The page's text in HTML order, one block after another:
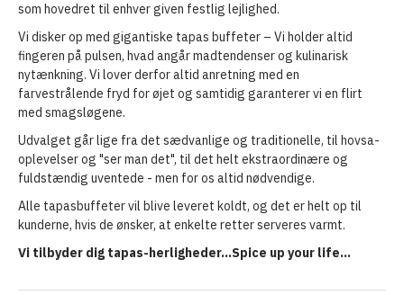
som hovedret til enhver given festlig lejlighed.
Vi disker op med gigantiske tapas buffeter – Vi holder altid
fingeren på pulsen, hvad angår madtendenser og kulinarisk
nytænkning. Vi lover derfor altid anretning med en
farvestrålende fryd for øjet og samtidig garanterer vi en flirt
med smagsløgene.
Udvalget går lige fra det sædvanlige og traditionelle, til hovsa-
oplevelser og "ser man det", til det helt ekstraordinære og
fuldstændig uventede - men for os altid nødvendige.
Alle tapasbuffeter vil blive leveret koldt, og det er helt op til
kunderne, hvis de ønsker, at enkelte retter serveres varmt.
Vi tilbyder dig tapas-herligheder...Spice up your life...